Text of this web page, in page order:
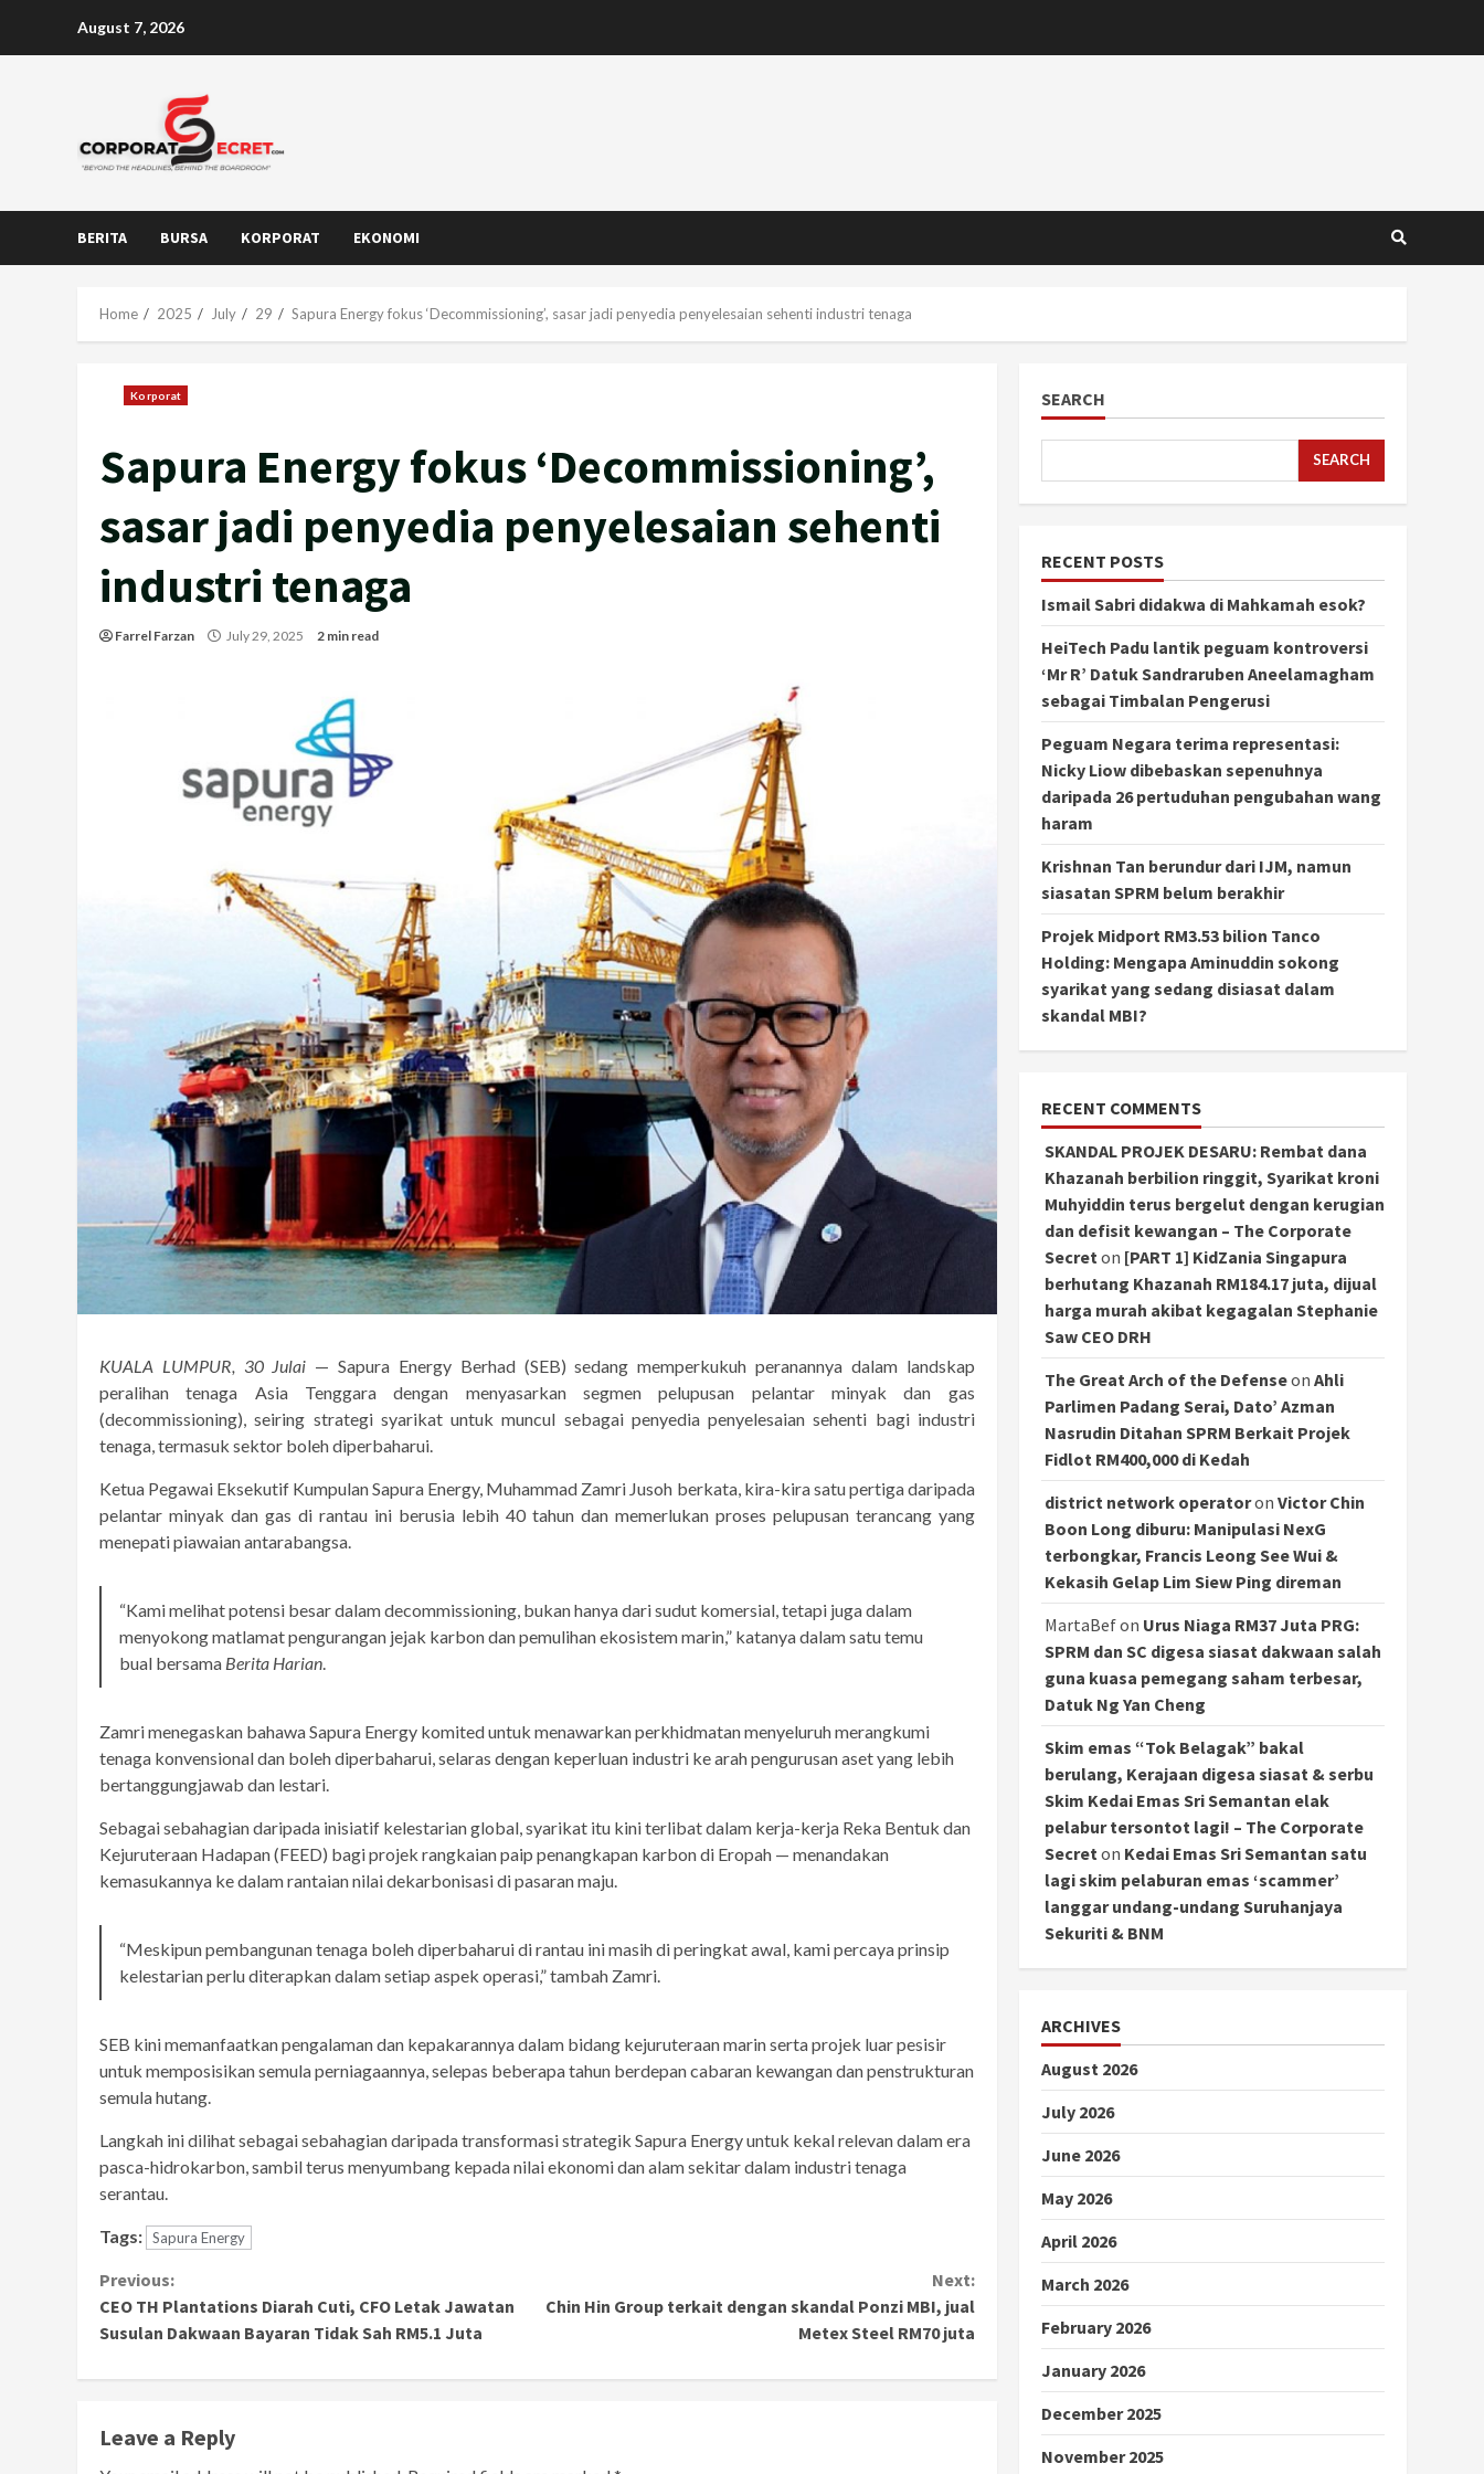
August 7, 2026
BERITA BURSA KORPORAT EKONOMI
Home 2025 July 29 Sapura Energy fokus ‘Decommissioning’, sasar jadi penyedia penyelesaian sehenti industri tenaga
Korporat
Sapura Energy fokus ‘Decommissioning’,
sasar jadi penyedia penyelesaian sehenti
industri tenaga
Farrel Farzan July 29, 2025 2 min read
KUALA LUMPUR, 30 Julai — Sapura Energy Berhad (SEB) sedang memperkukuh peranannya dalam landskap
peralihan tenaga Asia Tenggara dengan menyasarkan segmen pelupusan pelantar minyak dan gas
(decommissioning), seiring strategi syarikat untuk muncul sebagai penyedia penyelesaian sehenti bagi industri
tenaga, termasuk sektor boleh diperbaharui.
Ketua Pegawai Eksekutif Kumpulan Sapura Energy, Muhammad Zamri Jusoh berkata, kira-kira satu pertiga daripada
pelantar minyak dan gas di rantau ini berusia lebih 40 tahun dan memerlukan proses pelupusan terancang yang
menepati piawaian antarabangsa.
“Kami melihat potensi besar dalam decommissioning, bukan hanya dari sudut komersial, tetapi juga dalam
menyokong matlamat pengurangan jejak karbon dan pemulihan ekosistem marin,” katanya dalam satu temu
bual bersama Berita Harian.
Zamri menegaskan bahawa Sapura Energy komited untuk menawarkan perkhidmatan menyeluruh merangkumi
tenaga konvensional dan boleh diperbaharui, selaras dengan keperluan industri ke arah pengurusan aset yang lebih
bertanggungjawab dan lestari.
Sebagai sebahagian daripada inisiatif kelestarian global, syarikat itu kini terlibat dalam kerja-kerja Reka Bentuk dan
Kejuruteraan Hadapan (FEED) bagi projek rangkaian paip penangkapan karbon di Eropah — menandakan
kemasukannya ke dalam rantaian nilai dekarbonisasi di pasaran maju.
“Meskipun pembangunan tenaga boleh diperbaharui di rantau ini masih di peringkat awal, kami percaya prinsip
kelestarian perlu diterapkan dalam setiap aspek operasi,” tambah Zamri.
SEB kini memanfaatkan pengalaman dan kepakarannya dalam bidang kejuruteraan marin serta projek luar pesisir
untuk memposisikan semula perniagaannya, selepas beberapa tahun berdepan cabaran kewangan dan penstrukturan
semula hutang.
Langkah ini dilihat sebagai sebahagian daripada transformasi strategik Sapura Energy untuk kekal relevan dalam era
pasca-hidrokarbon, sambil terus menyumbang kepada nilai ekonomi dan alam sekitar dalam industri tenaga
serantau.
Tags: Sapura Energy
Continue
Reading
Previous:
CEO TH Plantations Diarah Cuti, CFO Letak Jawatan
Susulan Dakwaan Bayaran Tidak Sah RM5.1 Juta
Next:
Chin Hin Group terkait dengan skandal Ponzi MBI, jual
Metex Steel RM70 juta
Leave a Reply
SEARCH
SEARCH
RECENT POSTS
Ismail Sabri didakwa di Mahkamah esok?
HeiTech Padu lantik peguam kontroversi
‘Mr R’ Datuk Sandraruben Aneelamagham
sebagai Timbalan Pengerusi
Peguam Negara terima representasi:
Nicky Liow dibebaskan sepenuhnya
daripada 26 pertuduhan pengubahan wang
haram
Krishnan Tan berundur dari IJM, namun
siasatan SPRM belum berakhir
Projek Midport RM3.53 bilion Tanco
Holding: Mengapa Aminuddin sokong
syarikat yang sedang disiasat dalam
skandal MBI?
RECENT COMMENTS
SKANDAL PROJEK DESARU: Rembat dana
Khazanah berbilion ringgit, Syarikat kroni
Muhyiddin terus bergelut dengan kerugian
dan defisit kewangan – The Corporate
Secret on [PART 1] KidZania Singapura
berhutang Khazanah RM184.17 juta, dijual
harga murah akibat kegagalan Stephanie
Saw CEO DRH
The Great Arch of the Defenseon Ahli
Parlimen Padang Serai, Dato’ Azman
Nasrudin Ditahan SPRM Berkait Projek
Fidlot RM400,000 di Kedah
district network operatoron Victor Chin
Boon Long diburu: Manipulasi NexG
terbongkar, Francis Leong See Wui &
Kekasih Gelap Lim Siew Ping direman
MartaBefon Urus Niaga RM37 Juta PRG:
SPRM dan SC digesa siasat dakwaan salah
guna kuasa pemegang saham terbesar,
Datuk Ng Yan Cheng
Skim emas “Tok Belagak” bakal
berulang, Kerajaan digesa siasat & serbu
Skim Kedai Emas Sri Semantan elak
pelabur tersontot lagi! – The Corporate
Secret on Kedai Emas Sri Semantan satu
lagi skim pelaburan emas ‘scammer’
langgar undang-undang Suruhanjaya
Sekuriti & BNM
ARCHIVES
August 2026
July 2026
June 2026
May 2026
April 2026
March 2026
February 2026
January 2026
December 2025
November 2025